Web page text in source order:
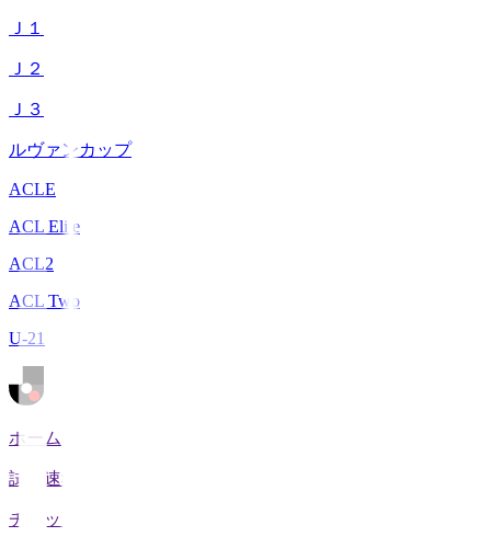
Ｊ１
Ｊ２
Ｊ３
ルヴァンカップ
ACLE
ACL Elite
ACL2
ACL Two
U-21
ホーム
試合速報
チケット